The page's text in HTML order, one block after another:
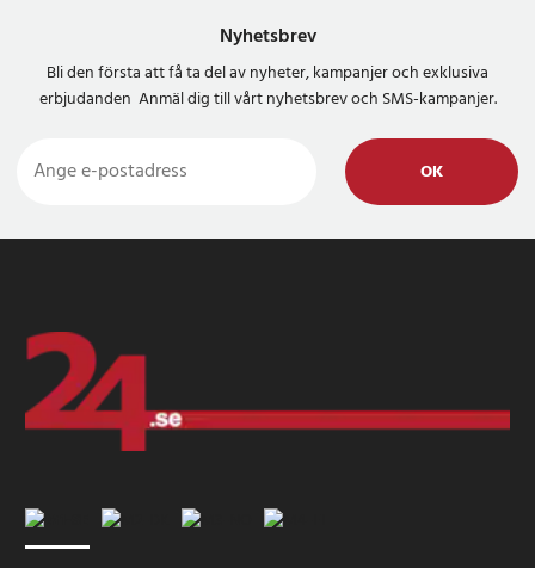
Nyhetsbrev
Bli den första att få ta del av nyheter, kampanjer och exklusiva
erbjudanden Anmäl dig till vårt nyhetsbrev och SMS-kampanjer.
OK